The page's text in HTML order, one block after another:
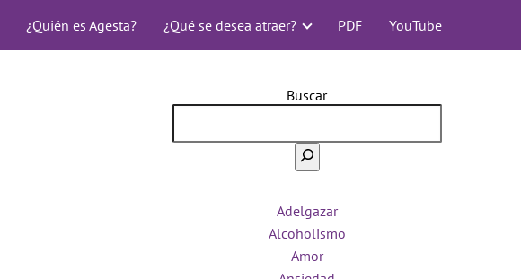
¿Quién es Agesta? ¿Qué se desea atraer? PDF YouTube
Buscar
Adelgazar
Alcoholismo
Amor